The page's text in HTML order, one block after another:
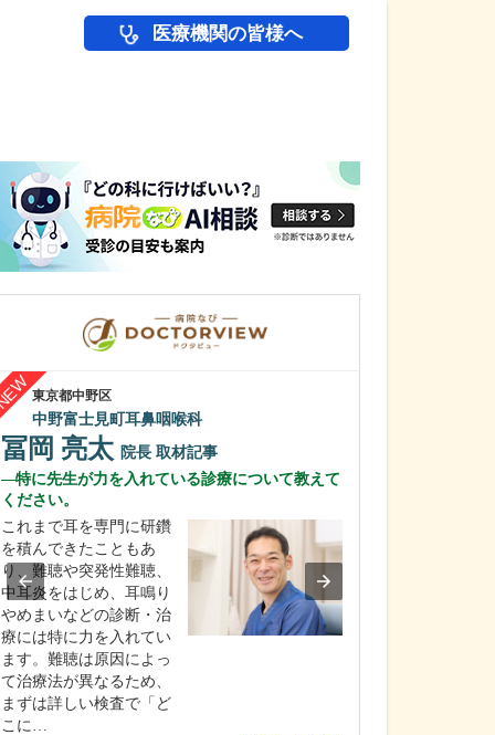
医療機関の皆様へ
東京都中野区
中野富士見町耳鼻咽喉科
冨岡 亮太 院長 取材記事
特に先生が力を入れている診療について教えて
ください。
これまで耳を専門に研鑽
を積んできたこともあ
り、難聴や突発性難聴、
中耳炎をはじめ、耳鳴り
やめまいなどの診断・治
療には特に力を入れてい
ます。難聴は原因によっ
て治療法が異なるため、
まずは詳しい検査で「ど
こに…